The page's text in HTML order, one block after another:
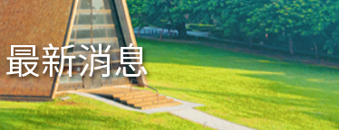
最新消息